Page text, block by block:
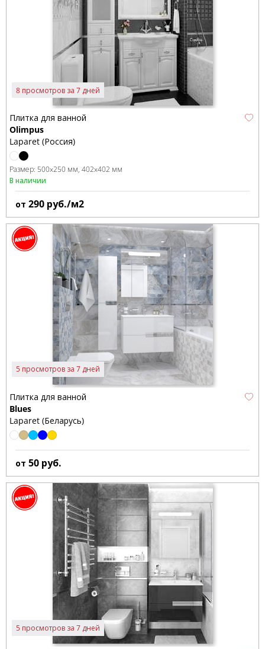
8 просмотров за 7 дней
Плитка для ванной
Olimpus
Laparet (Россия)
Размер: 500x250 мм 402x402 мм
В наличии
от 290 руб./м2
5 просмотров за 7 дней
Плитка для ванной
Blues
Laparet (Беларусь)
от 50 руб.
5 просмотров за 7 дней